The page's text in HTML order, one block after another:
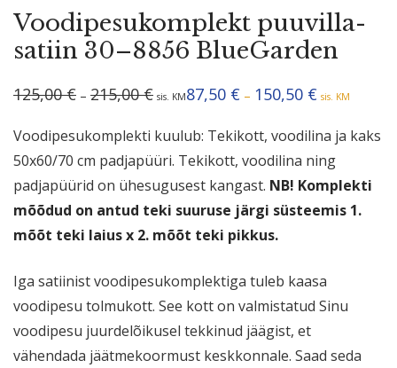
Voodi­pe­su­komplekt puuvil­la­
satiin 30–8856 BlueGarden
125,00€ – 215,00€Hinnavahemik:
125,00 €
215,00 €
sis. KM87,50 € – 150,50 € 87,50 €
150,50 €
sis. KM
Voodipesukomplekti kuulub: Tekikott, voodilina ja kaks
50x60/70 cm padjapüüri. Tekikott, voodilina ning
padjapüürid on ühesugusest kangast. NB! Komplekti
mõõdud on antud teki suuruse järgi süsteemis 1.
mõõt teki laius x 2. mõõt teki pikkus.
Iga satiinist voodipesukomplektiga tuleb kaasa
voodipesu tolmukott. See kott on valmistatud Sinu
voodipesu juurdelõikusel tekkinud jäägist, et
vähendada jäätmekoormust keskkonnale. Saad seda